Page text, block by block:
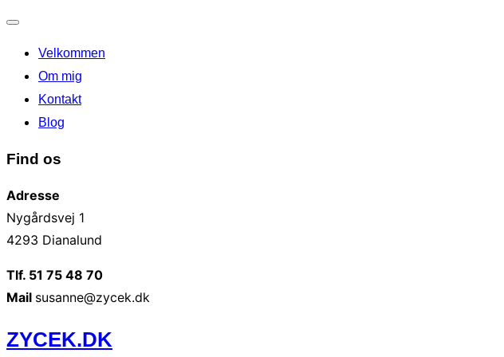
navigation
til/fra
Velkommen
Om mig
Kontakt
Blog
Find os
Adresse
Nygårdsvej 1
4293 Dianalund
Tlf. 51 75 48 70
Mail susanne@zycek.dk
Videre
ZYCEK.DK